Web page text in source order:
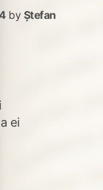
by Ștefan
ei